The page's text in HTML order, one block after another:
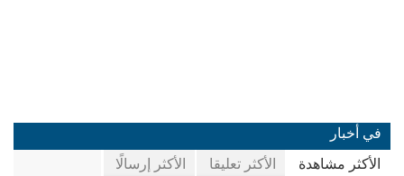
في أخبار
الأكثر مشاهدة الأكثر تعليقا الأكثر إرسالًا